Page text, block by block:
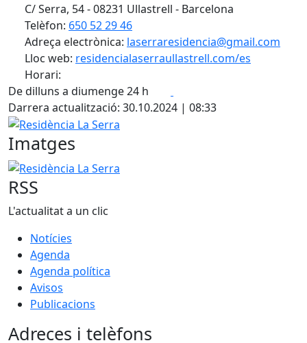
C/ Serra, 54 - 08231 Ullastrell - Barcelona
Telèfon: 650 52 29 46
Adreça electrònica: laserraresidencia@gmail.com
Lloc web: residencialaserraullastrell.com/es
Horari:
De dilluns a diumenge 24 h
Darrera actualització: 30.10.2024 | 08:33
Residència La Serra
Imatges
Residència La Serra
RSS
L'actualitat a un clic
Notícies
Agenda
Agenda política
Avisos
Publicacions
Adreces i telèfons